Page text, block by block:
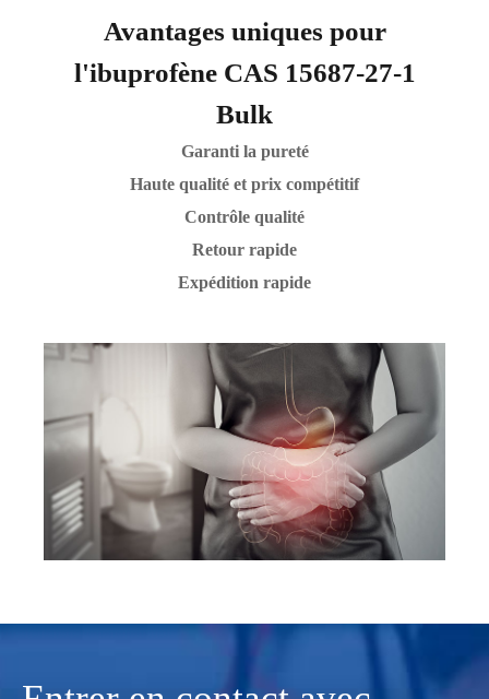
Avantages uniques pour
l'ibuprofène CAS 15687-27-1
Bulk
Garanti la pureté
Haute qualité et prix compétitif
Contrôle qualité
Retour rapide
Expédition rapide